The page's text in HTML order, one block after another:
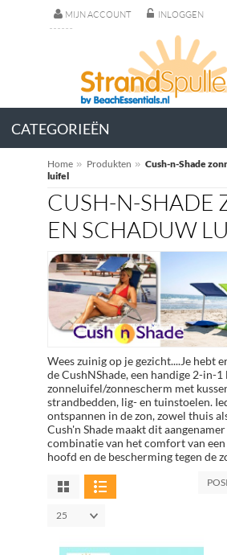
MIJN ACCOUNT INLOGGEN
CATEGORIEËN
Home » Produkten » Cush-n-Shade
luifel
CUSH-N-SHADE
EN SCHADUW
Wees zuinig op je gezicht....Je hebt
de CushNShade, een handige 2-in-1
zonneluifel/zonnescherm met
strandbedden, lig- en tuinstoelen.
ontspannen in de zon, zowel thuis
Cush'n Shade maakt dit
combinatie van het comfort van
hoofd en de bescherming tegen de
25